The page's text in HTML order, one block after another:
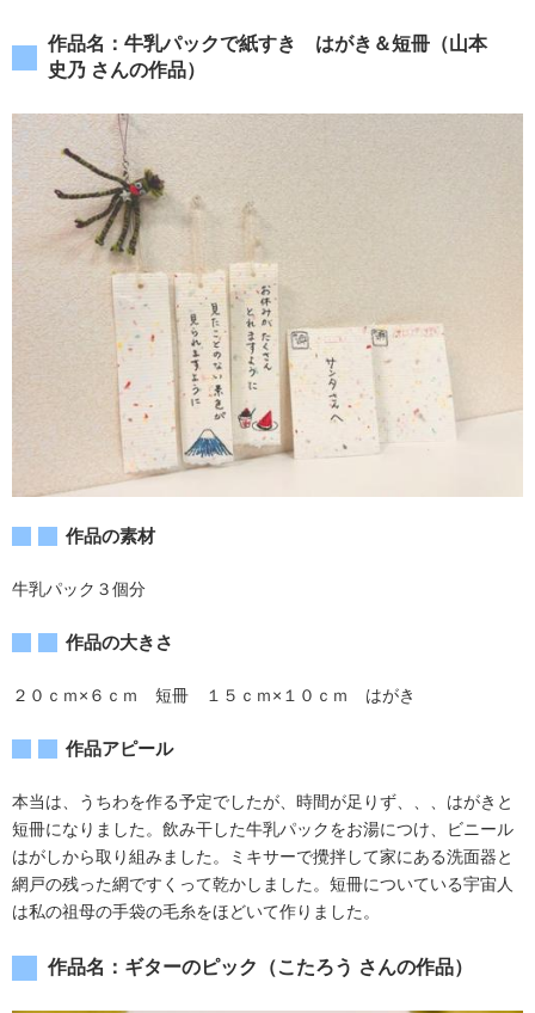
作品名：牛乳パックで紙すき はがき＆短冊（山本
史乃 さんの作品）
作品の素材
牛乳パック３個分
作品の大きさ
２０ｃｍ×６ｃｍ 短冊 １５ｃｍ×１０ｃｍ はがき
作品アピール
本当は、うちわを作る予定でしたが、時間が足りず、、、はがきと
短冊になりました。飲み干した牛乳パックをお湯につけ、ビニール
はがしから取り組みました。ミキサーで攪拌して家にある洗面器と
網戸の残った網ですくって乾かしました。短冊についている宇宙人
は私の祖母の手袋の毛糸をほどいて作りました。
作品名：ギターのピック（こたろう さんの作品）